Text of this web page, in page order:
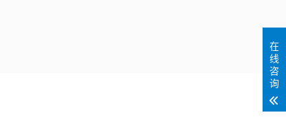
在
线
咨
询